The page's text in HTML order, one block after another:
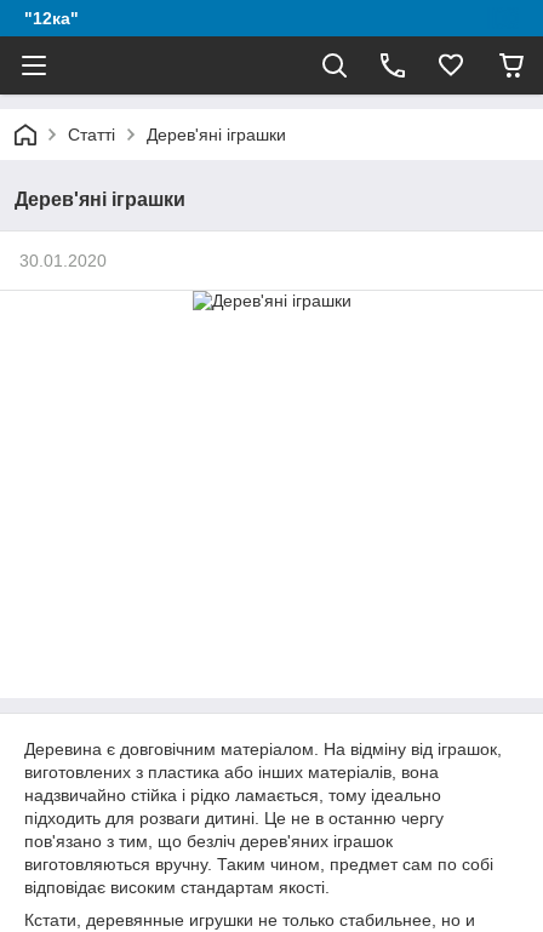
"12ка"
Статті Дерев'яні іграшки
Дерев'яні іграшки
30.01.2020
Деревина є довговічним матеріалом. На відміну від іграшок,
виготовлених з пластика або інших матеріалів, вона
надзвичайно стійка і рідко ламається, тому ідеально
підходить для розваги дитині. Це не в останню чергу
пов'язано з тим, що безліч дерев'яних іграшок
виготовляються вручну. Таким чином, предмет сам по собі
відповідає високим стандартам якості.
Кстати, деревянные игрушки не только стабильнее, но и